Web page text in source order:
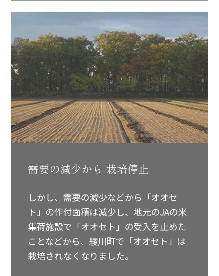
需要の減少から 栽培停止
しかし、需要の減少などから「オオセ
ト」の作付面積は減少し、地元のJAの米
集荷施設で「オオセト」の受入を止めた
ことなどから、綾川町で「オオセト」は
栽培されなくなりました。